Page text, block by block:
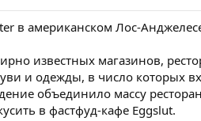
в американском Лос-
известных магазинов,
и одежды, в число которых
объединило массу
в фастфуд-кафе Eggslut.